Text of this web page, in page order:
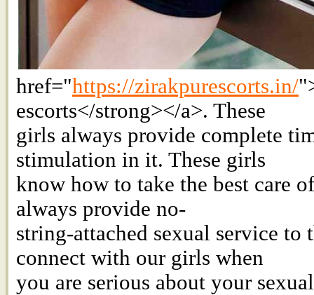
href="https://zirakpurescorts.in/
escorts</strong></a>. These
girls always provide complete
stimulation in it. These girls
know how to take the best care
always provide no-
string-attached sexual service to
connect with our girls when
you are serious about your